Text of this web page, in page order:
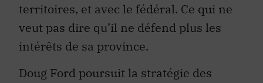
territoires, et avec le fédéral. Ce qui ne
veut pas dire qu’il ne défend plus les
intérêts de sa province.
Doug Ford poursuit la stratégie des